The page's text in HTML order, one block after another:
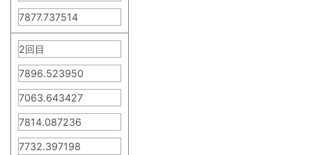
7877.737514
2回目
7896.523950
7063.643427
7814.087236
7732.397198